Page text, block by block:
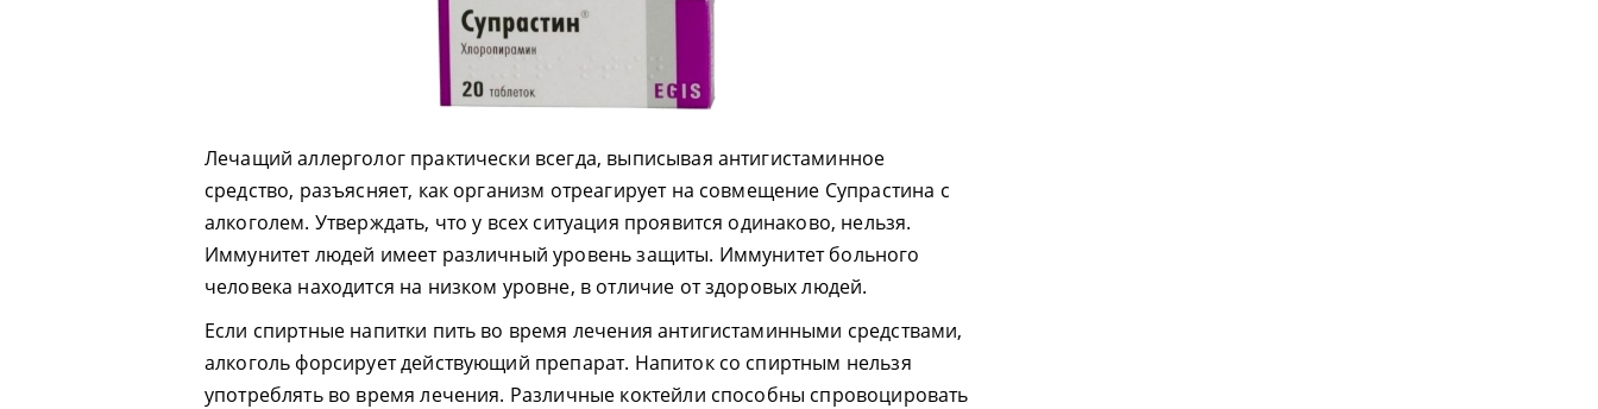
Лечащий аллерголог практически всегда, выписывая антигистаминное
средство, разъясняет, как организм отреагирует на совмещение Супрастина с
алкоголем. Утверждать, что у всех ситуация проявится одинаково, нельзя.
Иммунитет людей имеет различный уровень защиты. Иммунитет больного
человека находится на низком уровне, в отличие от здоровых людей.
Если спиртные напитки пить во время лечения антигистаминными средствами,
алкоголь форсирует действующий препарат. Напиток со спиртным нельзя
употреблять во время лечения. Различные коктейли способны спровоцировать